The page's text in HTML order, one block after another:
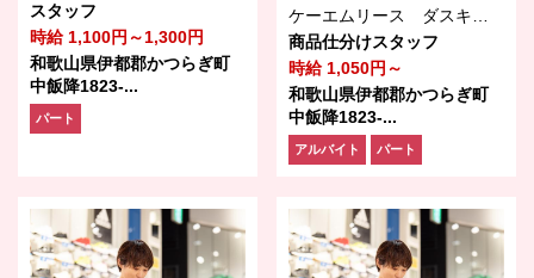
スタッフ
時給 1,100円～1,300円
和歌山県伊都郡かつらぎ町
中飯降1823-...
パート
ケーエムリース ダスキン部紀北営業所
商品仕分けスタッフ
時給 1,050円～
和歌山県伊都郡かつらぎ町
中飯降1823-...
アルバイト パート